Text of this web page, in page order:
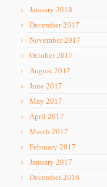
January 2018
December 2017
November 2017
October 2017
August 2017
June 2017
May 2017
April 2017
March 2017
February 2017
January 2017
December 2016